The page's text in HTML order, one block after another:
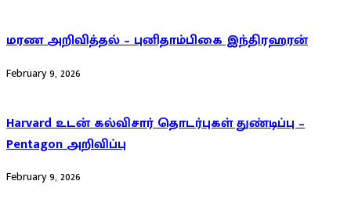
மரண அறிவித்தல் – புனிதாம்பிகை இந்திரஹரன்
February 9, 2026
Harvard உடன் கல்விசார் தொடர்புகள் துண்டிப்பு –
Pentagon அறிவிப்பு
February 9, 2026